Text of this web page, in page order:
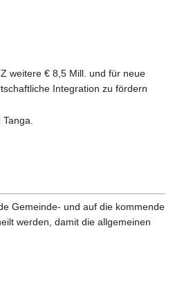
weitere € 8,5 Mill. und für neue
Integration zu fördern
Gemeinde- und auf die kommende
werden, damit die allgemeinen